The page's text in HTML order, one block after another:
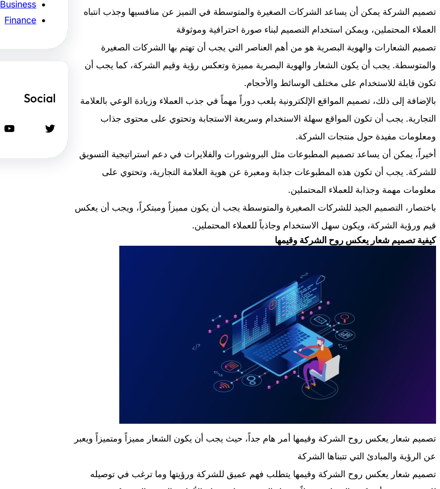
تصميم الشركة يمكن أن يساعد الشركات الصغيرة والمتوسطة في التميز عن منافسيها وجذب انتباه
العملاء المحتملين، ويمكن استخدام التصميم لبناء صورة احترافية وموثوقة
تصميم الشعارات والهوية البصرية هو من أهم العناصر التي يجب أن تهتم بها الشركات الصغيرة
والمتوسطة. يجب أن يكون الشعار والهوية البصرية مميزة وتعكس رؤية وقيم الشركة، كما يجب أن
تكون قابلة للاستخدام على مختلف الوسائط والأحجام.
بالإضافة إلى ذلك، تصميم المواقع الإلكترونية يلعب دوراً مهماً في جذب العملاء وزيادة الوعي بالعلامة
التجارية. يجب أن تكون المواقع سهلة الاستخدام وسريعة الاستجابة وتحتوي على محتوى جذاب
ومعلومات مفيدة حول منتجات الشركة.
أخيراً، يمكن أن يساعد تصميم المطبوعات مثل البروشورات والفلايرات في دعم استراتيجية التسويق
للشركة. يجب أن تكون هذه المطبوعات جذابة ومعبرة عن هوية العلامة التجارية، وتحتوي على
معلومات مهمة وجذابة للعملاء المحتملين.
باختصار، التصميم الجيد للشركات الصغيرة والمتوسطة يجب أن يكون مميزاً ومبتكراً، ويجب أن يعكس
قيم ورؤية الشركة، ويكون سهل الاستخدام وجاذباً للعملاء المحتملين.
كيفية تصميم شعار يعكس روح الشركة وقيمها
تصميم شعار يعكس روح الشركة وقيمها أمر هام جداً، حيث يجب أن يكون الشعار مميزاً ومتميزاً ويعبر
عن الرؤية والمبادئ التي تتبناها الشركة
تصميم شعار يعكس روح الشركة وقيمها يتطلب فهم عميق للشركة ورؤيتها وما ترغب في توصيله
Business
Finance
Social
تويتر يوتيوب